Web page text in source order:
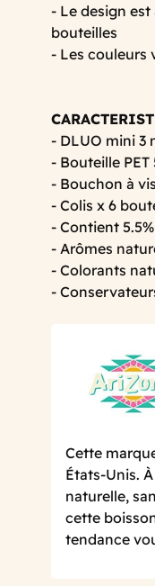
- Le design
bouteilles
- Les couleurs
- DLUO mini 3
- Bouteille PET
- Bouchon à vis
- Colis x 6
- Contient
- Arômes
- Colorants
-
Cette
États-Unis.
naturelle,
cette
tendance